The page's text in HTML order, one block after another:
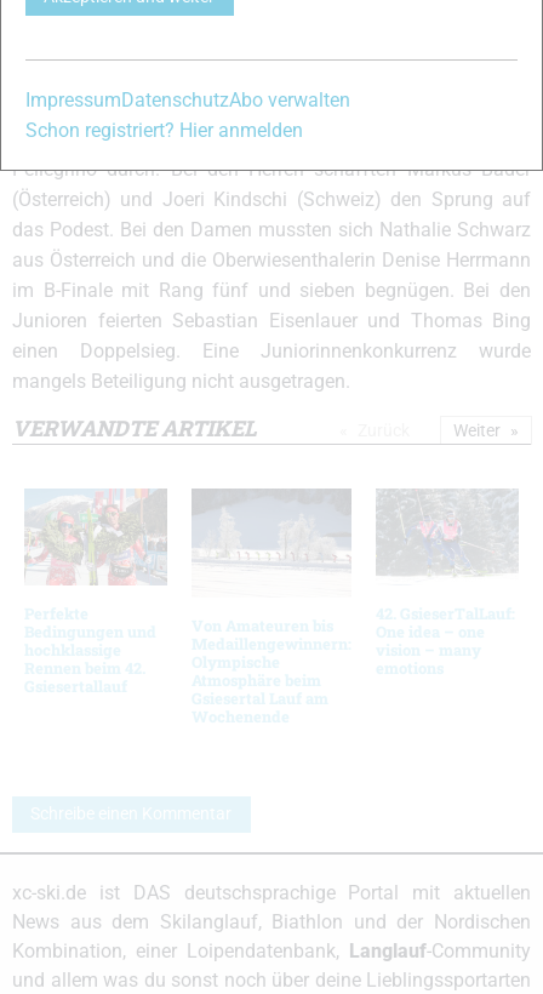
Nachtsprint gemacht. Am Eingang zum Gsieser Tal wurde
van der Graaff aus der Schweiz und der eigentlich noch in
der Juniorenklasse startberechtigte Italiener Federico
Pellegrino durch. Bei den Herren schafften Markus Bader
(Österreich) und Joeri Kindschi (Schweiz) den Sprung auf
das Podest. Bei den Damen mussten sich Nathalie Schwarz
aus Österreich und die Oberwiesenthalerin Denise Herrmann
im B-Finale mit Rang fünf und sieben begnügen. Bei den
Junioren feierten Sebastian Eisenlauer und Thomas Bing
einen Doppelsieg. Eine Juniorinnenkonkurrenz wurde
mangels Beteiligung nicht ausgetragen.
VERWANDTE ARTIKEL
Perfekte
Bedingungen und
hochklassige
Rennen beim 42.
Gsiesertallauf
Von Amateuren bis
Medaillengewinnern:
Olympische
Atmosphäre beim
Gsiesertal Lauf am
Wochenende
42. GsieserTalLauf:
One idea – one
vision – many
emotions
Weiter
Schreibe einen Kommentar
xc-ski.de ist DAS deutschsprachige Portal mit aktuellen
News aus dem Skilanglauf, Biathlon und der Nordischen
Kombination, einer Loipendatenbank,
Langlauf-Community
und allem was du sonst noch über deine Lieblingssportarten
ImpressumDatenschutzAbo verwalten
Schon registriert? Hier anmelden